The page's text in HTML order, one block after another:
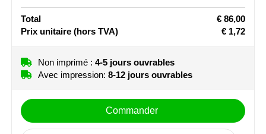
Vinga
Waterman
Total
€ 86,00
Prix unitaire (hors TVA) € 1,72
Non imprimé : 4-5 jours ouvrables
Avec impression: 8-12 jours ouvrables
Commander